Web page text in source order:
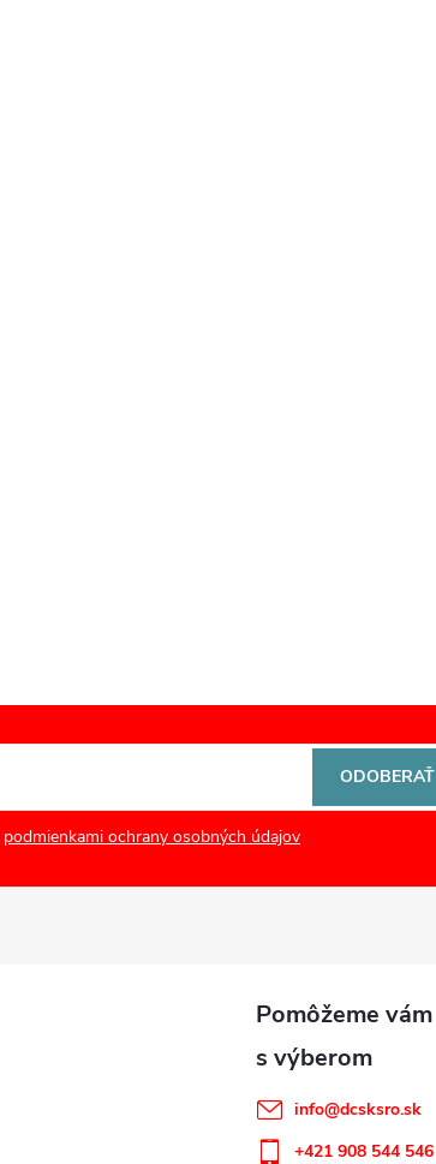
podmienkami ochrany osobných údajov
ODOBERAŤ
info@dcsksro.sk
+421 908 544 546